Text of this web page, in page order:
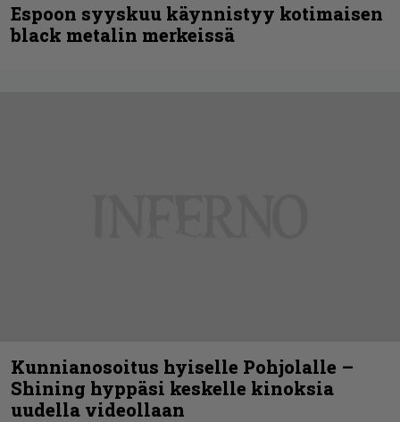
Espoon syyskuu käynnistyy kotimaisen
black metalin merkeissä
Kunnianosoitus hyiselle Pohjolalle –
Shining hyppäsi keskelle kinoksia
uudella videollaan